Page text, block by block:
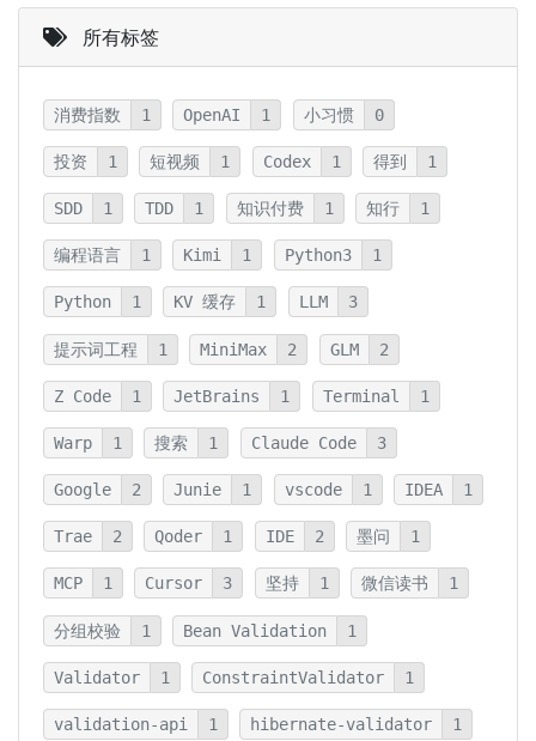
许这就是我跟优秀同行之间的差距
所有标签
消费指数 1 OpenAI 1 小习惯 0
投资 1 短视频 1 Codex 1 得到 1
SDD 1 TDD 1 知识付费 1 知行 1
编程语言 1 Kimi 1 Python3 1
Python 1 KV 缓存 1 LLM 3
提示词工程 1 MiniMax 2 GLM 2
Z Code 1 JetBrains 1 Terminal 1
Warp 1 搜索 1 Claude Code 3
Google 2 Junie 1 vscode 1 IDEA 1
Trae 2 Qoder 1 IDE 2 墨问 1
MCP 1 Cursor 3 坚持 1 微信读书 1
分组校验 1 Bean Validation 1
Validator 1 ConstraintValidator 1
validation-api 1 hibernate-validator 1